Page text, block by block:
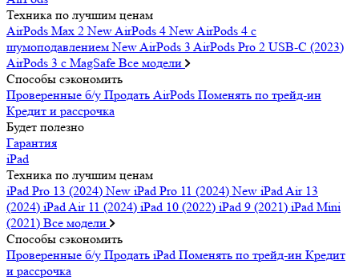
Техника по лучшим ценам
AirPods Max 2NewAirPods 4NewAirPods 4 c
шумоподавлениемNewAirPods 3 AirPods Pro 2 USB-C (2023)
AirPods 3 c MagSafe Все модели
Способы сэкономить
Проверенные б/у Продать AirPods Поменять по трейд-ин
Кредит и рассрочка
Будет полезно
Гарантия
iPad
Техника по лучшим ценам
iPad Pro 13 (2024)New iPad Pro 11 (2024)New iPad Air 13
(2024) iPad Air 11 (2024) iPad 10 (2022) iPad 9 (2021) iPad Mini
(2021) Все модели
Способы сэкономить
Проверенные б/у Продать iPad Поменять по трейд-ин Кредит
и рассрочка